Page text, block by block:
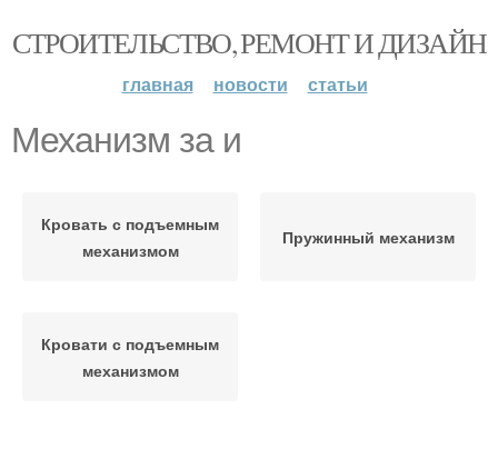
СТРОИТЕЛЬСТВО, РЕМОНТ И ДИЗАЙН
главная новости статьи
Механизм за и
Кровать с подъемным
механизмом
Пружинный механизм
Кровати с подъемным
механизмом